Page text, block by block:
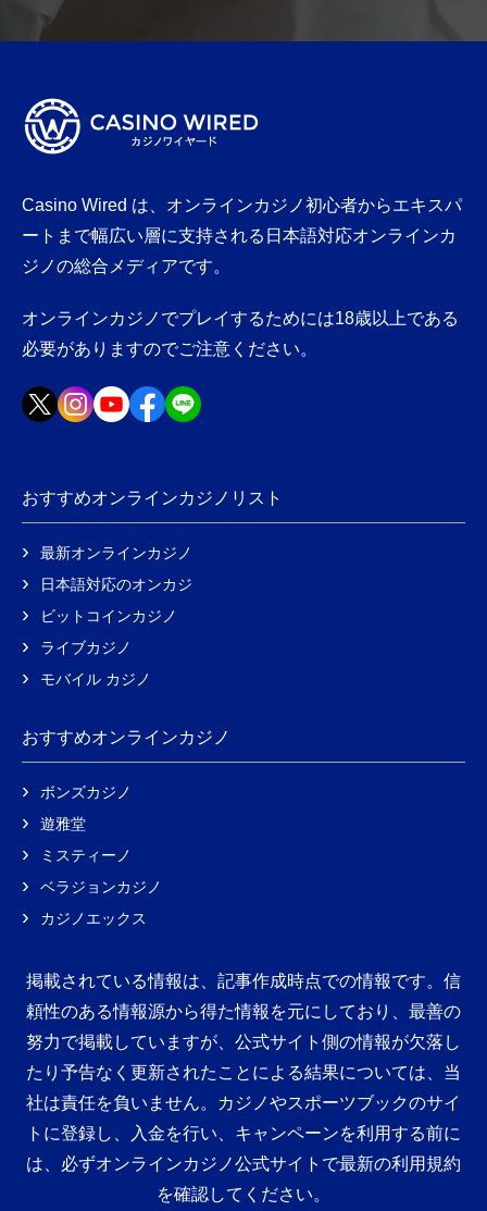
Casino Wired は、オンラインカジノ初心者からエキスパ
ートまで幅広い層に支持される日本語対応オンラインカ
ジノの総合メディアです。
オンラインカジノでプレイするためには18歳以上である
必要がありますのでご注意ください。
おすすめオンラインカジノリスト
最新オンラインカジノ
日本語対応のオンカジ
ビットコインカジノ
ライブカジノ
モバイル カジノ
おすすめオンラインカジノ
ボンズカジノ
遊雅堂
ミスティーノ
ベラジョンカジノ
カジノエックス
掲載されている情報は、記事作成時点での情報です。信
頼性のある情報源から得た情報を元にしており、最善の
努力で掲載していますが、公式サイト側の情報が欠落し
たり予告なく更新されたことによる結果については、当
社は責任を負いません。カジノやスポーツブックのサイ
トに登録し、入金を行い、キャンペーンを利用する前に
は、必ずオンラインカジノ公式サイトで最新の利用規約
を確認してください。